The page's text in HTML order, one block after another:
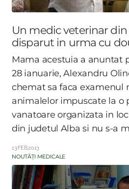
Un medic veterinar din
disparut in urma cu
Mama acestuia a anuntat
28 ianuarie, Alexandru
chemat sa faca examenul
animalelor impuscate la o
vanatoare organizata in
din judetul Alba si nu s-a
13.FEB.2013
NOUTĂȚI MEDICALE